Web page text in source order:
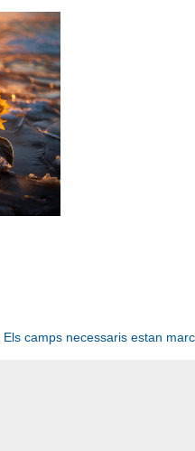
Els camps necessaris estan